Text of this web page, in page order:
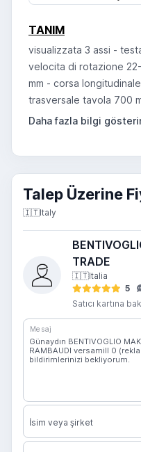
TANIM
visualizzata 3 assi -
velocita di rotazione
mm - corsa
trasversale tavola 700
Talep Üzerine
🇮🇹Italy
TRADE
🇮🇹Italia
5
Satıcı kartına
Mesaj
İsim veya şirket